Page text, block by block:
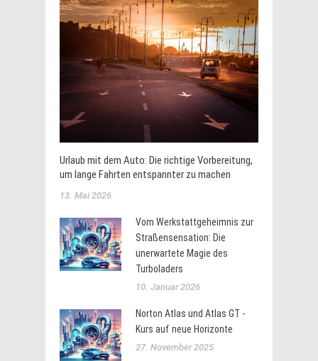
Urlaub mit dem Auto: Die richtige Vorbereitung,
um lange Fahrten entspannter zu machen
13. Mai 2026
Vom Werkstattgeheimnis zur
Straßensensation: Die
unerwartete Magie des
Turboladers
10. Januar 2026
Norton Atlas und Atlas GT -
Kurs auf neue Horizonte
27. November 2025